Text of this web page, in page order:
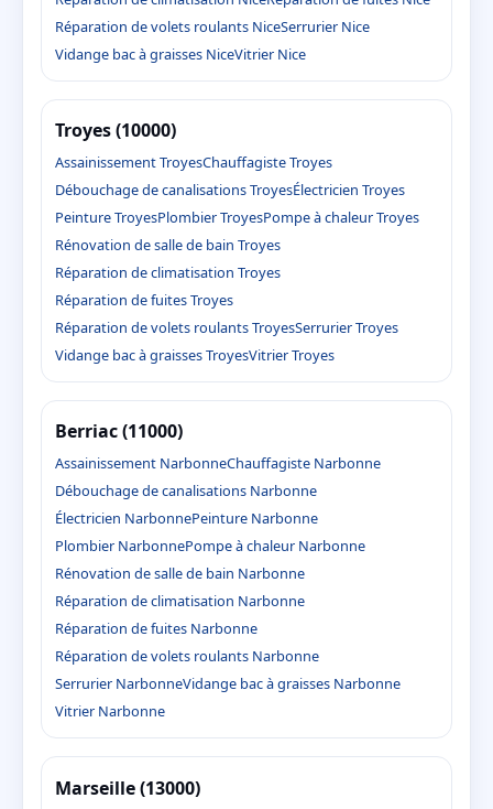
Réparation de volets roulants NiceSerrurier Nice
Vidange bac à graisses NiceVitrier Nice
Troyes (10000)
Assainissement TroyesChauffagiste Troyes
Débouchage de canalisations TroyesÉlectricien Troyes
Peinture TroyesPlombier TroyesPompe à chaleur Troyes
Rénovation de salle de bain Troyes
Réparation de climatisation Troyes
Réparation de fuites Troyes
Réparation de volets roulants TroyesSerrurier Troyes
Vidange bac à graisses TroyesVitrier Troyes
Berriac (11000)
Assainissement NarbonneChauffagiste Narbonne
Débouchage de canalisations Narbonne
Électricien NarbonnePeinture Narbonne
Plombier NarbonnePompe à chaleur Narbonne
Rénovation de salle de bain Narbonne
Réparation de climatisation Narbonne
Réparation de fuites Narbonne
Réparation de volets roulants Narbonne
Serrurier NarbonneVidange bac à graisses Narbonne
Vitrier Narbonne
Marseille (13000)